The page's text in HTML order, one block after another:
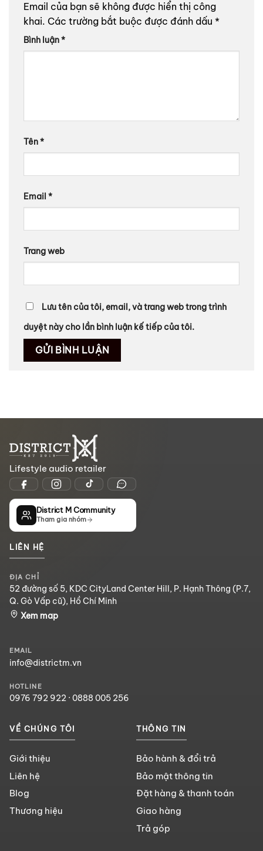
Email của bạn sẽ không được hiển thị công
khai. Các trường bắt buộc được đánh dấu *
Bình luận*
Tên*
Email *
Trang web
Lưu tên của tôi, email, và trang web trong trình
duyệt này cho lần bình luận kế tiếp của tôi.
Lifestyle audio retailer
District M Community
Tham gia nhóm
LIÊN HỆ
ĐỊA CHỈ
52 đường số 5, KDC CityLand Center Hill, P. Hạnh Thông (P.7,
Q. Gò Vấp cũ), Hồ Chí Minh
Xem map
EMAIL
info@districtm.vn
HOTLINE
0976 792 922 · 0888 005 256
VỀ CHÚNG TÔI
Giới thiệu
Liên hệ
Blog
Thương hiệu
THÔNG TIN
Bảo hành & đổi trả
Bảo mật thông tin
Đặt hàng & thanh toán
Giao hàng
Trả góp